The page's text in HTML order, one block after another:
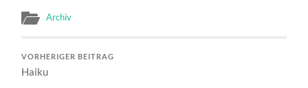
Archiv
VORHERIGER BEITRAG
Haiku